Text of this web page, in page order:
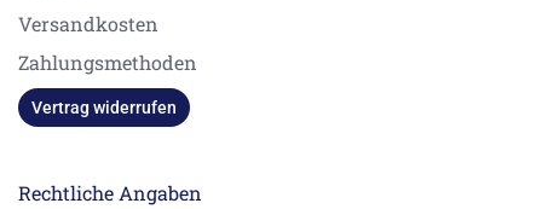
Versandkosten
Zahlungsmethoden
Vertrag widerrufen
Rechtliche Angaben